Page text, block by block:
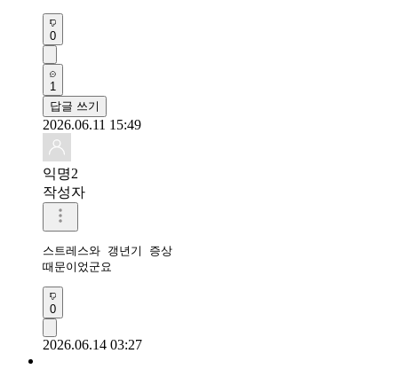
0
1
답글 쓰기
2026.06.11 15:49
익명2
작성자
스트레스와 갱년기 증상
때문이었군요
0
2026.06.14 03:27